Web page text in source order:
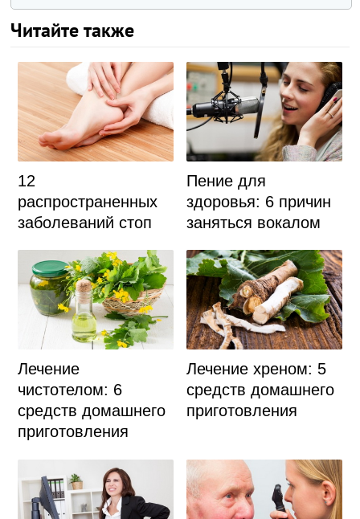
Читайте также
12
распространенных
заболеваний стоп
Пение для
здоровья: 6 причин
заняться вокалом
Лечение
чистотелом: 6
средств домашнего
приготовления
Лечение хреном: 5
средств домашнего
приготовления